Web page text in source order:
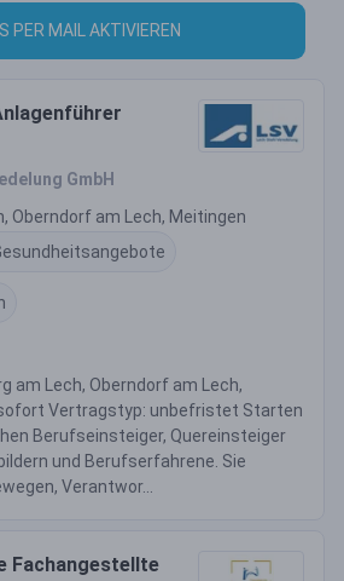
PER MAIL AKTIVIEREN
GmbH
Oberndorf am Lech, Meitingen
am Lech, Oberndorf am Lech,
Vertragstyp: unbefristet Starten
Berufseinsteiger, Quereinsteiger
und Berufserfahrene. Sie
Verantwor...
Fachangestellte